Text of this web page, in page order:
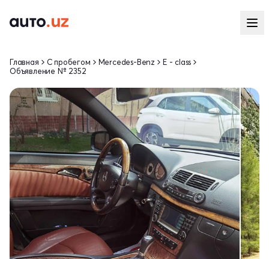
Главная С пробегом Mercedes-Benz
E - class
Объявление № 2352